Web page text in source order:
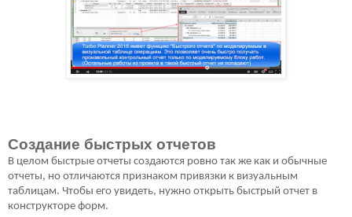
Создание быстрых отчетов
В целом быстрые отчеты создаются ровно так же как и обычные
отчеты, но отличаются признаком привязки к визуальным
таблицам. Чтобы его увидеть, нужно открыть быстрый отчет в
конструкторе форм.